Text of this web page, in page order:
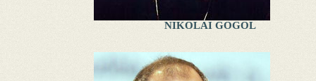
NIKOLAI GOGOL